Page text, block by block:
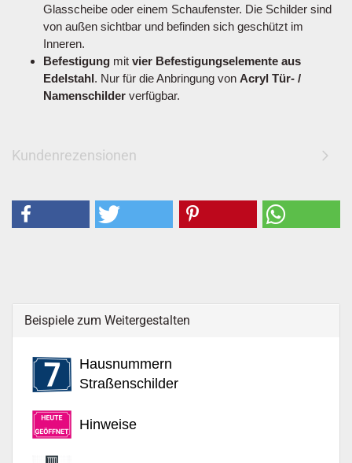
Glasscheibe oder einem Schaufenster. Die Schilder sind
von außen sichtbar und befinden sich geschützt im
Inneren.
Befestigung mit vier Befestigungselemente aus
Edelstahl. Nur für die Anbringung von Acryl Tür- /
Namenschilder verfügbar.
Kundenrezensionen
Beispiele zum Weitergestalten
Hausnummern
Straßenschilder
Hinweise